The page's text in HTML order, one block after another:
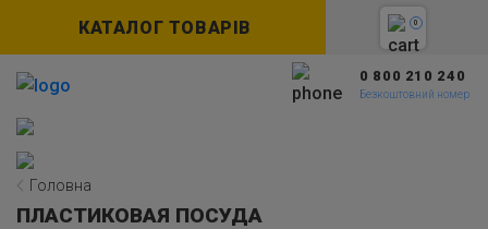
КАТАЛОГ ТОВАРІВ 0
0 800 210 240
Безкоштовний номер
Головна
ПЛАСТИКОВАЯ ПОСУДА